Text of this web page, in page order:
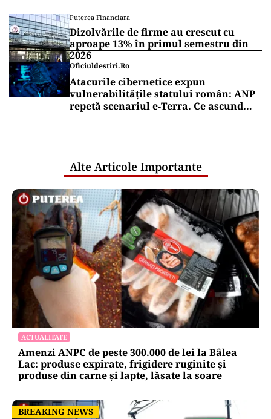
Puterea Financiara
Dizolvările de firme au crescut cu
aproape 13% în primul semestru din
2026
Oficiuldestiri.ro
Atacurile cibernetice expun
vulnerabilitățile statului român: ANP
repetă scenariul e‑Terra. Ce ascund
Alte Articole Importante
ACTUALITATE
Amenzi ANPC de peste 300.000 de lei la Bâlea
Lac: produse expirate, frigidere ruginite și
produse din carne și lapte, lăsate la soare
BREAKING NEWS
BREAKING NEWS